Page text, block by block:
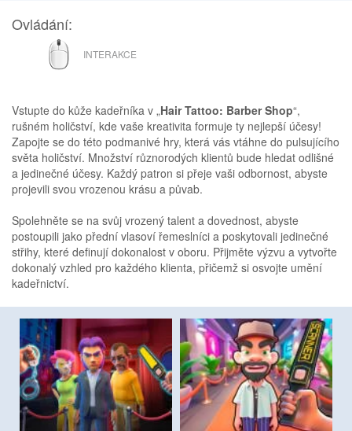
Ovládání:
MYŠ
INTERAKCE
Vstupte do kůže kadeřníka v „Hair Tattoo: Barber Shop“,
rušném holičství, kde vaše kreativita formuje ty nejlepší účesy!
Zapojte se do této podmanivé hry, která vás vtáhne do pulsujícího
světa holičství. Množství různorodých klientů bude hledat odlišné
a jedinečné účesy. Každý patron si přeje vaši odbornost, abyste
projevili svou vrozenou krásu a půvab.
Spolehněte se na svůj vrozený talent a dovednost, abyste
postoupili jako přední vlasoví řemeslníci a poskytovali jedinečné
střihy, které definují dokonalost v oboru. Přijměte výzvu a vytvořte
dokonalý vzhled pro každého klienta, přičemž si osvojte umění
kadeřnictví.